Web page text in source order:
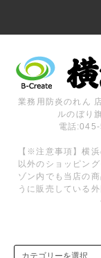
業務用防炎のれん
ルのぼり
電話
【※注意事項】横
以外のショッピン
ゾン内でも当店の
うに販売している